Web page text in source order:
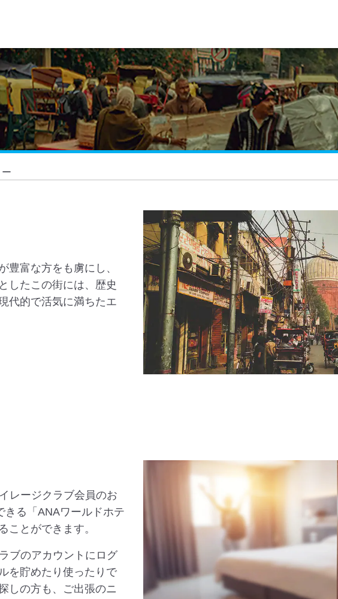
豊富な方をも虜にし、
したこの街には、歴史
代的で活気に満ちたエ
レージクラブ会員のお
きる「ANAワールドホテ
ことができます。
ブのアカウントにログ
を貯めたり使ったりで
しの方も、ご出張のニ